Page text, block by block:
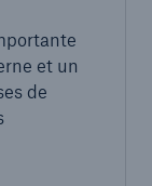
et un
de